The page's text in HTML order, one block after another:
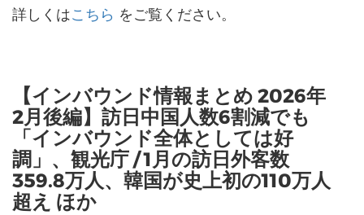
詳しくはこちら をご覧ください。
【インバウンド情報まとめ 2026年
2月後編】訪日中国人数6割減でも
「インバウンド全体としては好
調」、観光庁 / 1月の訪日外客数
359.8万人、韓国が史上初の110万人
超え ほか